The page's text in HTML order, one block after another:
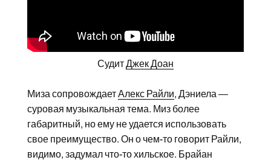
СудитДжек Доан
Миза сопровождаетАлекс Райли, Дэниела —
суровая музыкальная тема. Миз более
габаритный, но ему не удается использовать
свое преимущество. Он о чем-то говорит Райли,
видимо, задумал что-то хильское. Брайан